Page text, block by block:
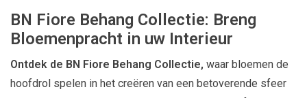
BN Fiore Behang Collectie: Breng
Bloemenpracht in uw Interieur
Ontdek de BN Fiore Behang Collectie, waar bloemen de
hoofdrol spelen in het creëren van een betoverende sfeer